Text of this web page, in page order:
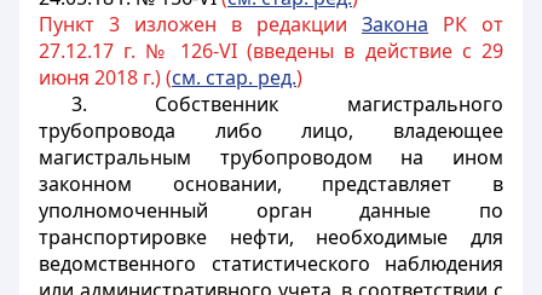
Пункт 3 изложен в редакции Закона РК от
27.12.17 г. № 126-VI (введены в действие с 29
июня 2018 г.) (см. стар. ред.)
3. Собственник магистрального
трубопровода либо лицо, владеющее
магистральным трубопроводом на ином
законном основании, представляет в
уполномоченный орган данные по
транспортировке нефти, необходимые для
ведомственного статистического наблюдения